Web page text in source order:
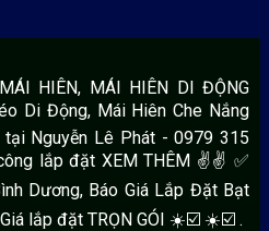
HIÊN, MÁI HIÊN DI ĐỘNG
Di Động, Mái Hiên Che Nắng
Nguyễn Lê Phát - 0979 315
lắp đặt XEM THÊM ✌✌ ✅
Dương, Báo Giá Lắp Đặt Bạt
lắp đặt TRỌN GÓI ☀️☑️ ☀️☑️ .